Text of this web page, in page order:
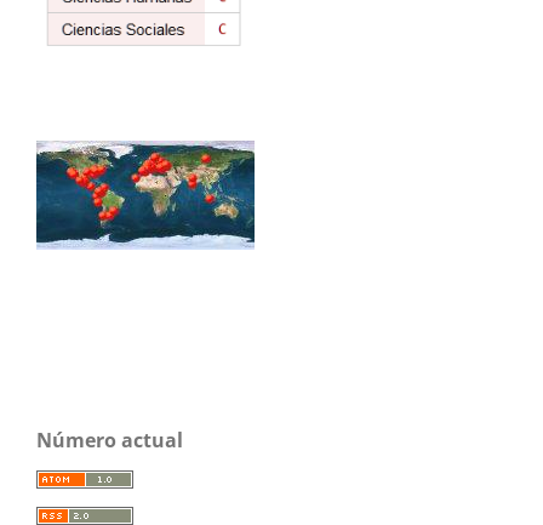
Número actual